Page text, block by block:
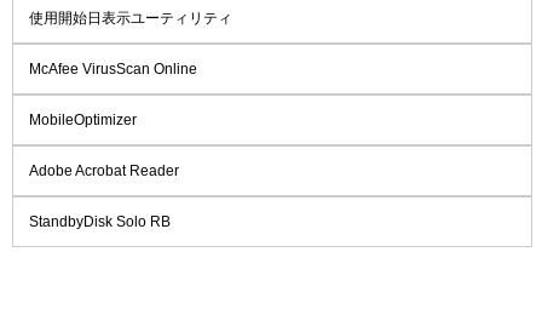
使用開始日表示ユーティリティ
McAfee VirusScan Online
MobileOptimizer
Adobe Acrobat Reader
StandbyDisk Solo RB